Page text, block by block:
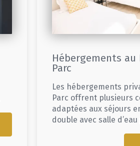
Hébergements au
Parc
Les hébergements
Parc offrent plusieurs
adaptées aux séjours
double avec salle